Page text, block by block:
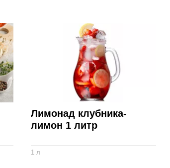
Лимонад клубника-
лимон 1 литр
1 л